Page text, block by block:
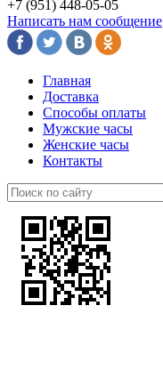
+7 (951) 448-05-05
Написать нам сообщение
Главная
Доставка
Способы оплаты
Мужские часы
Женские часы
Контакты